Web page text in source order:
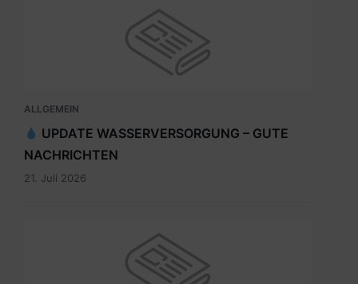
ALLGEMEIN
UPDATE WASSERVERSORGUNG – GUTE
NACHRICHTEN
21. Juli 2026